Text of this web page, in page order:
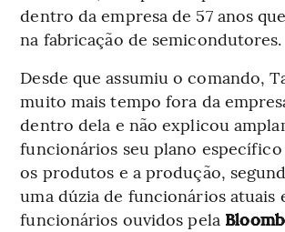
dentro da empresa de 57 anos
na fabricação de semicondutores.
Desde que assumiu o comando,
muito mais tempo fora da
dentro dela e não explicou
funcionários seu plano
os produtos e a produção,
uma dúzia de funcionários atuais
funcionários ouvidos pela